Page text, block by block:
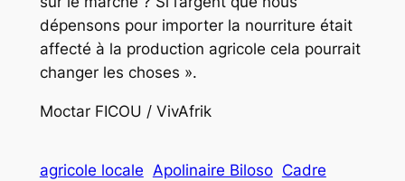
dépensons pour importer la nourriture était
affecté à la production agricole cela pourrait
changer les choses ».
Moctar FICOU / VivAfrik
agricole locale Apolinaire Biloso Cadre